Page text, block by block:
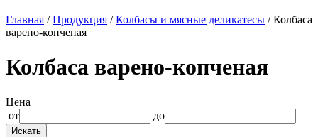
Главная /Продукция /Колбасы и мясные деликатесы / Колбаса
варено-копченая
Колбаса варено-копченая
Цена
от
до